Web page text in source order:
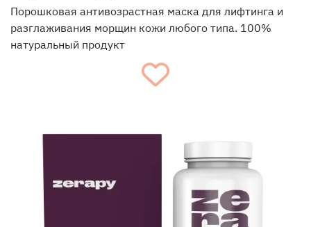
Порошковая антивозрастная маска для лифтинга и
разглаживания морщин кожи любого типа. 100%
натуральный продукт